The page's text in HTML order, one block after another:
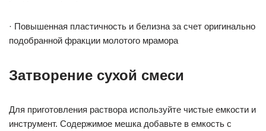
· Повышенная пластичность и белизна за счет оригинально
подобранной фракции молотого мрамора
Затворение сухой смеси
Для приготовления раствора используйте чистые емкости и
инструмент. Содержимое мешка добавьте в емкость с